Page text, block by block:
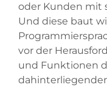
oder Kunden mit
Und diese baut
vor der
und Funktionen